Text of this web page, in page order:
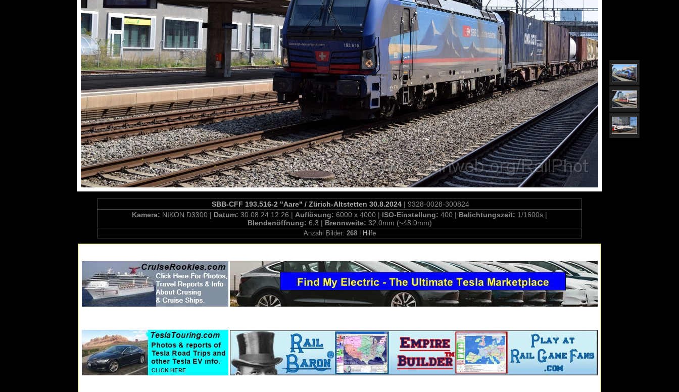
SBB-CFF 193.516-2 "Aare" / Zürich-Altstetten 30.8.2024 | 9328-0028-300824
Kamera: NIKON D3300 | Datum: 30.08.24 12:26 | Auflösung: 6000 x 4000 | ISO-Einstellung: 400 | Belichtungszeit: 1/1600s |
Blendenöffnung: 6.3 | Brennweite: 32.0mm (~48.0mm)
Anzahl Bilder: 268| Hilfe